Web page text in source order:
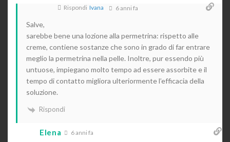
Rispondi Ivana 6 anni fa
Salve,
sarebbe bene una lozione alla permetrina: rispetto alle
creme, contiene sostanze che sono in grado di far entrare
meglio la permetrina nella pelle. Inoltre, pur essendo più
untuose, impiegano molto tempo ad essere assorbite e il
tempo di contatto migliora ulteriormente l’efficacia della
soluzione.
Rispondi
Elena 6 anni fa